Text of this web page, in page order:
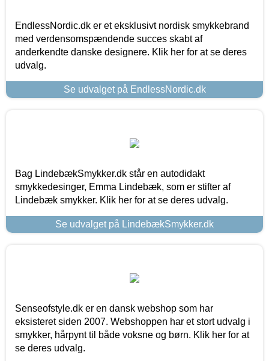
EndlessNordic.dk er et eksklusivt nordisk smykkebrand
med verdensomspændende succes skabt af
anderkendte danske designere. Klik her for at se deres
udvalg.
Se udvalget på EndlessNordic.dk
Bag LindebækSmykker.dk står en autodidakt
smykkedesinger, Emma Lindebæk, som er stifter af
Lindebæk smykker. Klik her for at se deres udvalg.
Se udvalget på LindebækSmykker.dk
Senseofstyle.dk er en dansk webshop som har
eksisteret siden 2007. Webshoppen har et stort udvalg i
smykker, hårpynt til både voksne og børn. Klik her for at
se deres udvalg.